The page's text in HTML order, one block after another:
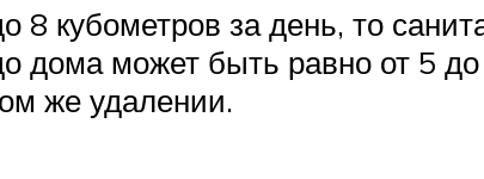
8 кубометров за день, то
дома может быть равно от 5
же удалении.